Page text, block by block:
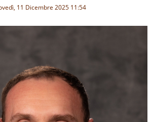
11 Dicembre 2025 11:54